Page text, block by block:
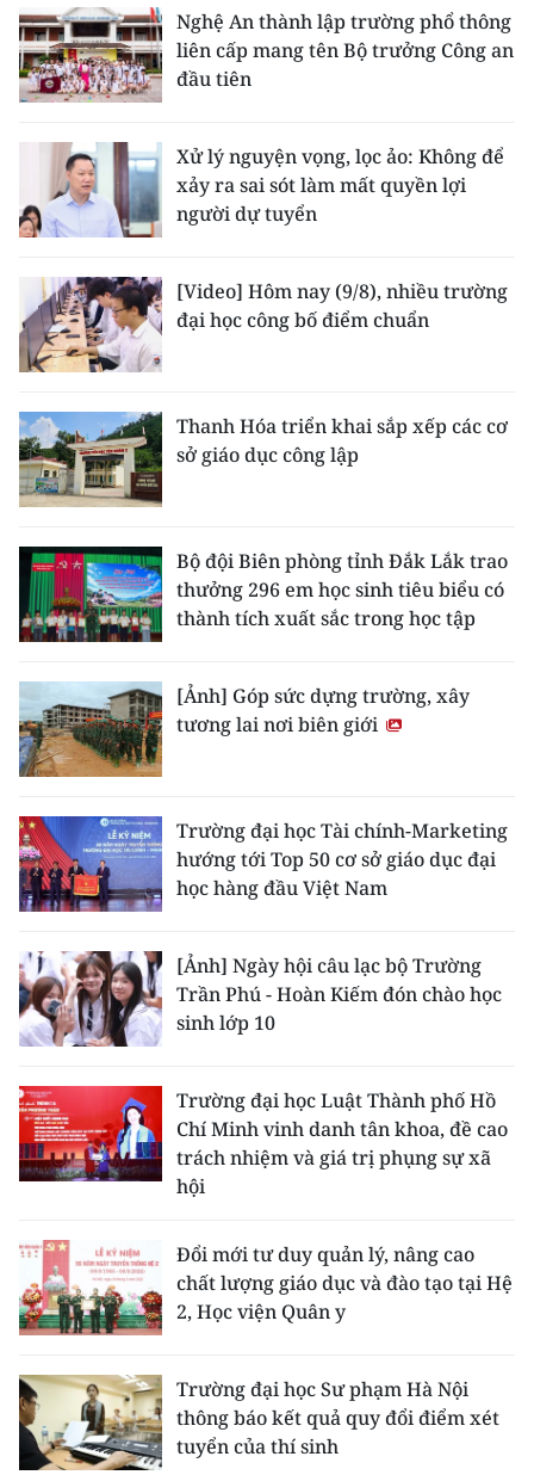
Nghệ An thành lập trường phổ thông
liên cấp mang tên Bộ trưởng Công an
đầu tiên
Xử lý nguyện vọng, lọc ảo: Không để
xảy ra sai sót làm mất quyền lợi
người dự tuyển
[Video] Hôm nay (9/8), nhiều trường
đại học công bố điểm chuẩn
Thanh Hóa triển khai sắp xếp các cơ
sở giáo dục công lập
Bộ đội Biên phòng tỉnh Đắk Lắk trao
thưởng 296 em học sinh tiêu biểu có
thành tích xuất sắc trong học tập
[Ảnh] Góp sức dựng trường, xây
tương lai nơi biên giới
Trường đại học Tài chính-Marketing
hướng tới Top 50 cơ sở giáo dục đại
học hàng đầu Việt Nam
[Ảnh] Ngày hội câu lạc bộ Trường
Trần Phú - Hoàn Kiếm đón chào học
sinh lớp 10
Trường đại học Luật Thành phố Hồ
Chí Minh vinh danh tân khoa, đề cao
trách nhiệm và giá trị phụng sự xã
hội
Đổi mới tư duy quản lý, nâng cao
chất lượng giáo dục và đào tạo tại Hệ
2, Học viện Quân y
Trường đại học Sư phạm Hà Nội
thông báo kết quả quy đổi điểm xét
tuyển của thí sinh